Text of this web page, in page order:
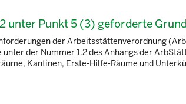
unter Punkt 5 (3) geforderte
der Arbeitsstättenverordnung
unter der Nummer 1.2 des Anhangs der
Kantinen, Erste-Hilfe-Räume und